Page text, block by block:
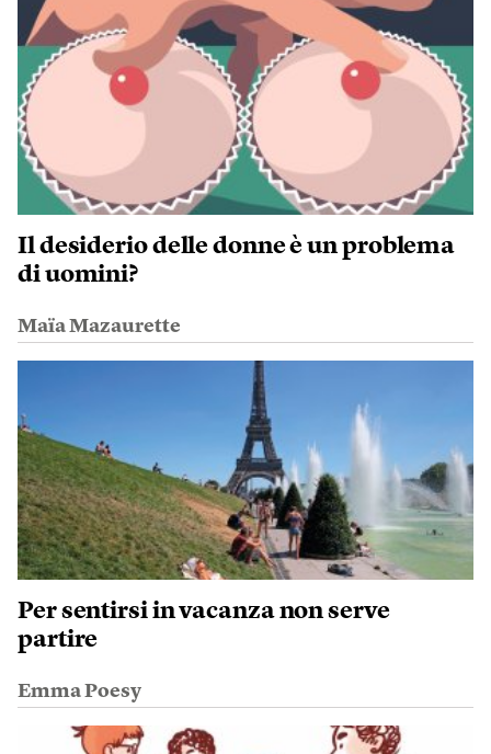
Il desiderio delle donne è un problema
di uomini?
Maïa Mazaurette
Per sentirsi in vacanza non serve
partire
Emma Poesy